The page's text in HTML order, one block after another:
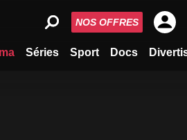
Séries Sport Docs
NOS OFFRES